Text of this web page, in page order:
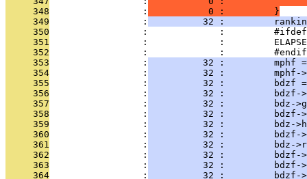
     348
                 :
           0 :         }
     349
                 :
32 :
     350
:             :
     351
:             :
     352
                 :             :         #endif
     353
                 :
32 :         mphf
     354
                 :
32 :         mphf-
     355
                 :
32 :         bdzf
     356
                 :
32 :         bdzf-
     357
                 :
32 :         bdz-
     358
                 :
32 :         bdzf-
     359
                 :
32 :         bdz-
     360
                 :
32 :         bdzf-
     361
                 :
32 :         bdz-
     362
                 :
32 :         bdzf-
     363
                 :
32 :         bdzf-
     364
                 :
32 :         bdzf-